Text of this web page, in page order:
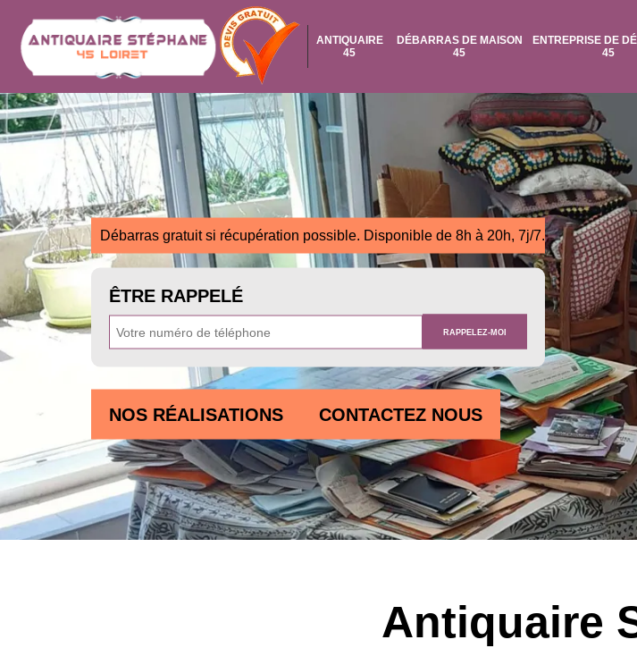
ANTIQUAIRE
45
DÉBARRAS DE MAISON
45
ENTREPRISE DE
45
Débarras gratuit si récupération possible. Disponible de 8h à 20h, 7j/7.
ÊTRE RAPPELÉ
NOS RÉALISATIONS CONTACTEZ NOUS
Antiquaire